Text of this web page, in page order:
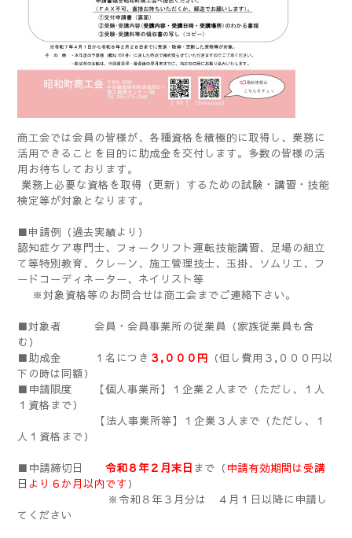
商工会では会員の皆様が、各種資格を積極的に取得し、業務に
活用できる ことを目的に助成金を交付します。 多数の皆様の活
用お待ちしております。
業務上必要な資格を取得（更新）するための試験・講習・技能
検定等が対象となります。
■申請例（過去実績より）
認知症ケア専門士、フォークリフト運転技能講習、足場の組立
て等特別教育、クレーン、施工管理技士、 玉掛、ソムリエ、フ
ードコーディネーター、ネイリスト等
※対象資格等のお問合せは商工会までご連絡下さい。
■対象者 会員・会員事業所の従業員（家族従業員も含
む）
■助成金 １名につき ３,０００円 （但し費用３,０００円以
下の時は同額）
■申請限度 【個人事業所】１企業２人まで（ただし、１人
１資格まで）
【法人事業所等】１企業３人まで（ただし、１
人１資格まで）
■ 申請締切日 令和８年２月末日 まで（ 申請有効期間は受講
日より６か月以内です）
※令和８年３月分は ４月１日以降に申請し
てください